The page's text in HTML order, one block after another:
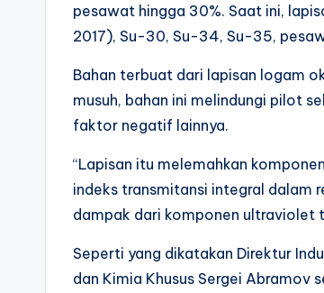
pesawat hingga 30%. Saat ini,
2017), Su-30, Su-34, Su-35,
Bahan terbuat dari lapisan logam
musuh, bahan ini melindungi pilot
faktor negatif lainnya.
“Lapisan itu melemahkan
indeks transmitansi integral dalam
dampak dari komponen ultraviolet
Seperti yang dikatakan Direktur
dan Kimia Khusus Sergei Abramov